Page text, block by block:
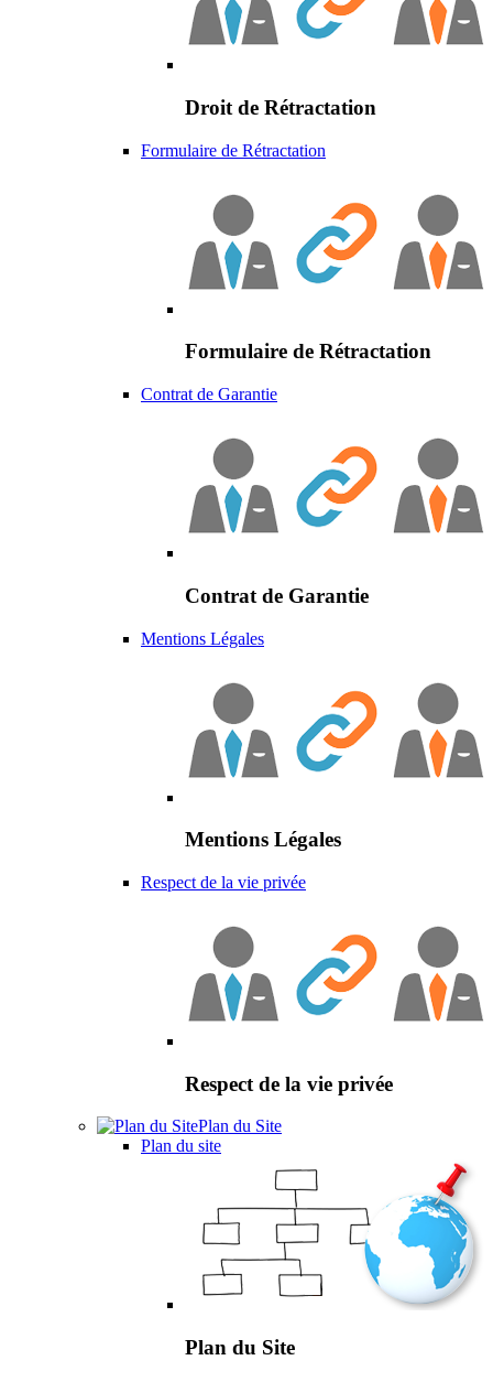
Droit de Rétractation
Formulaire de Rétractation
Formulaire de Rétractation
Contrat de Garantie
Contrat de Garantie
Mentions Légales
Mentions Légales
Respect de la vie privée
Respect de la vie privée
Plan du Site
Plan du site
Plan du Site